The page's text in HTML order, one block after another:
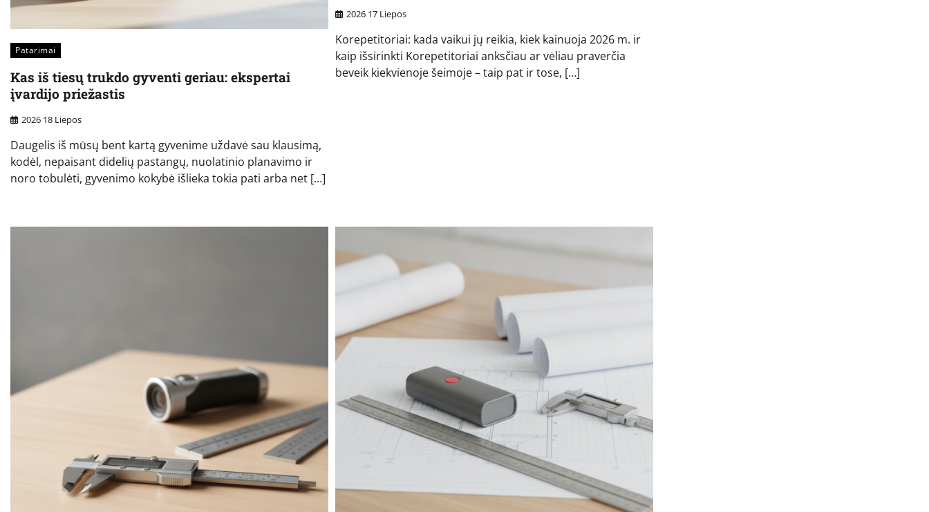
Patarimai
Kas iš tiesų trukdo gyventi geriau: ekspertai
įvardijo priežastis
2026 18 Liepos
Daugelis iš mūsų bent kartą gyvenime uždavė sau klausimą,
kodėl, nepaisant didelių pastangų, nuolatinio planavimo ir
noro tobulėti, gyvenimo kokybė išlieka tokia pati arba net […]
2026 17 Liepos
Korepetitoriai: kada vaikui jų reikia, kiek kainuoja 2026 m. ir
kaip išsirinkti Korepetitoriai anksčiau ar vėliau praverčia
beveik kiekvienoje šeimoje – taip pat ir tose, […]